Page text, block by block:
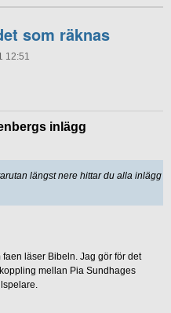
som räknas
12:51
inlägg
längst nere hittar du alla inlägg i
läser Bibeln. Jag gör för det
mellan Pia Sundhages